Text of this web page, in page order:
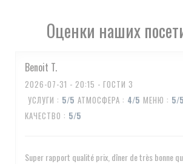
Оценки наших
Benoit T
2026-07-31 - 20:15 - ГОСТИ 3
УСЛУГИ : 5/5 АТМОСФЕРА : 4/5 МЕНЮ : 5/5
КАЧЕСТВО : 5/5
Super rapport qualité prix, dîner de très bonne